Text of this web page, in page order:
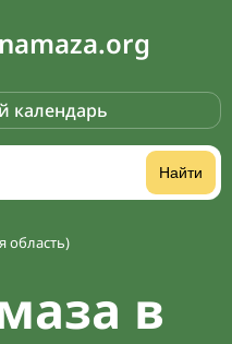
календарь
Найти
область)
в